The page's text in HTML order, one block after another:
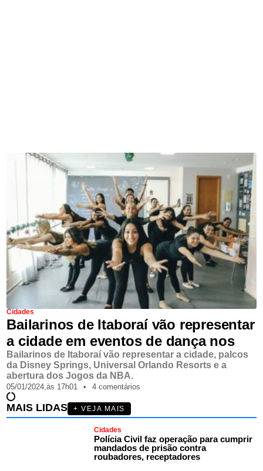
Cidades
Bailarinos de Itaboraí vão representar
a cidade em eventos de dança nos
Bailarinos de Itaboraí vão representar a cidade, palcos
da Disney Springs, Universal Orlando Resorts e a
abertura dos Jogos da NBA.
05/01/2024,às 17h01 • 4 comentários
MAIS LIDAS + VEJA MAIS
Cidades
Polícia Civil faz operação para cumprir
mandados de prisão contra
roubadores, receptadores